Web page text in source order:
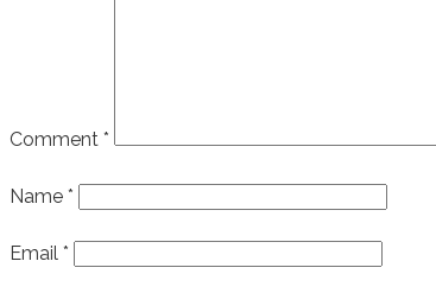
Comment *
Name *
Email *